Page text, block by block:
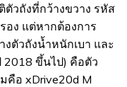
วถังที่กว้างขวาง รหัส
อง แต่หากต้องการ
ตัวถังน้ำหนักเบา และ
2018 ขึ้นไป) คือตัว
คือ xDrive20d M